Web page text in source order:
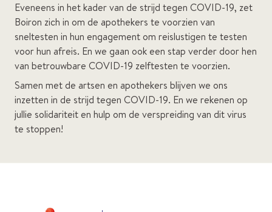
Eveneens in het kader van de strijd tegen COVID-19, zet
Boiron zich in om de apothekers te voorzien van
sneltesten in hun engagement om reislustigen te testen
voor hun afreis. En we gaan ook een stap verder door hen
van betrouwbare COVID-19 zelftesten te voorzien.
Samen met de artsen en apothekers blijven we ons
inzetten in de strijd tegen COVID-19. En we rekenen op
jullie solidariteit en hulp om de verspreiding van dit virus
te stoppen!